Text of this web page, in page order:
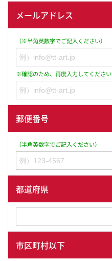
メールアドレス
（※半角英数字でご記入ください）
※確認のため、再度入力してください
郵便番号
（半角英数字でご記入ください）
都道府県
市区町村以下